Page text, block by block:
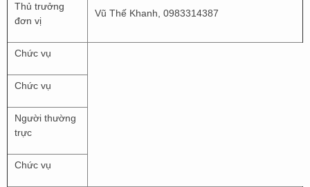
Thủ trưởng
đơn vị
Vũ Thế Khanh, 0983314387
Chức vụ
Chức vụ
Người thường
trực
Chức vụ